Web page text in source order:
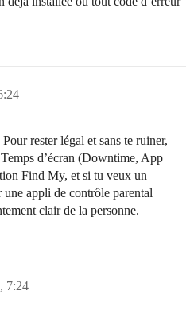
rester légal et sans te ruiner,
d’écran (Downtime, App
Find My, et si tu veux un
appli de contrôle parental
clair de la personne.
7:24